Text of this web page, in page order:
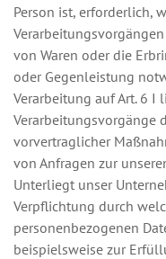
Person ist, erforderlich,
von Waren oder die
oder Gegenleistung
Verarbeitung auf Art. 6 I
Verarbeitungsvorgänge
vorvertraglicher
von Anfragen zur
Unterliegt unser
Verpflichtung durch
personenbezogenen
beispielsweise zur